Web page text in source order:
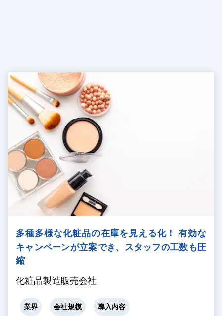
多種多様な化粧品の在庫を見える化！ 有効な
キャンペーンが立案でき、スタッフの工数も圧
縮
化粧品製造販売会社
業界 会社規模 導入内容